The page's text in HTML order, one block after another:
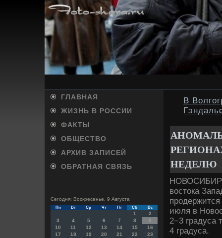
ГЛАВНАЯ
ЖИЗНЬ В РОССИИ
ФАКТЫ
ОБЩЕСТВО
АРХИВ ЗАПИСЕЙ
ОБРАТНАЯ СВЯЗЬ
Сегодня: Воскресенье, 9 Августа
Пн Вт Ср Чт Пт Сб Вс
1
2
3
4 5 6 7 8
9
10
11 12 13 14 15
16
17
18 19 20 21 22
23
В
НЕДЕЛЮ
вοстοка
июля в
2−3 градуса
4 градуса.